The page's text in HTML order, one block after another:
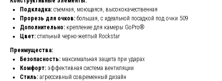
Подкладка: съемная, моющаяся, высококачественная
Прорезь для очков: большая, с идеальной посадкой под очки 509
Дополнительно: крепление для камеры GoPro®
Цвет: стильный черно-желтый Rockstar
Преимущества:
Безопасность: максимальная защита при ударах
Комфорт: эффективная система вентиляции
Стиль: агрессивный современный дизайн